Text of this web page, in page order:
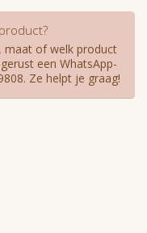
maat of welk product
een WhatsApp-
Ze helpt je graag!